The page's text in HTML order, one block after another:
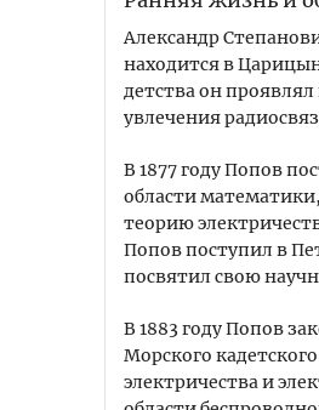
Александр
находится в
детства он
увлечения
В 1877 году Попов
области
теорию
Попов поступил в
посвятил свою
В 1883 году Попов
Морского
электричества и